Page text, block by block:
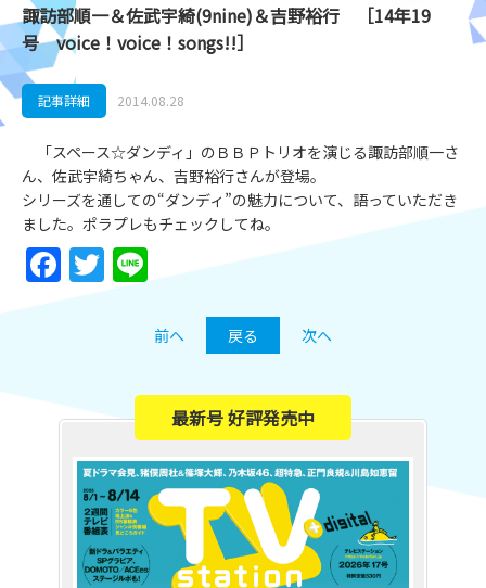
諏訪部順一＆佐武宇綺(9nine)＆吉野裕行 ［14年19
号 voice！voice！songs!!］
記事詳細 2014.08.28
「スペース☆ダンディ」のＢＢＰトリオを演じる諏訪部順一さ
ん、佐武宇綺ちゃん、吉野裕行さんが登場。
シリーズを通しての“ダンディ”の魅力について、語っていただき
ました。ポラプレもチェックしてね。
Facebook
Twitter
前へ 戻る 次へ
最新号 好評発売中